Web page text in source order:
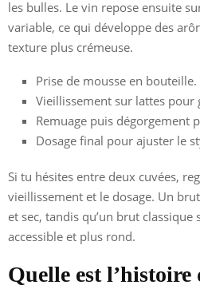
les bulles. Le vin repose ensuite
variable, ce qui développe des
texture plus crémeuse.
Prise de mousse en bouteille.
Vieillissement sur lattes pour
Remuage puis dégorgement
Dosage final pour ajuster le
Si tu hésites entre deux cuvées,
vieillissement et le dosage. Un
et sec, tandis qu’un brut classique
accessible et plus rond.
Quelle est l’histoire